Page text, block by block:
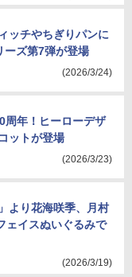
ッチやちぎりパンに
ズ第7弾が登場
(2026/3/24)
周年！ヒーローデザ
ットが登場
(2026/3/23)
より花海咲季、月村
ェイスぬいぐるみで
(2026/3/19)